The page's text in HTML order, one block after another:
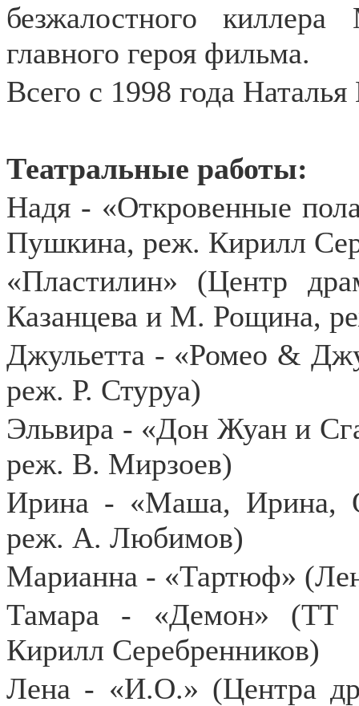
безжалостного
главного героя фильма.
Всего с 1998 года
Театральные работы:
Надя - «Откровенные
Пушкина, реж. Кирилл
«Пластилин» (Центр
Казанцева и М. Рощина,
Джульетта - «Ромео &
реж. Р. Стуруа)
Эльвира - «Дон Жуан и
реж. В. Мирзоев)
Ирина - «Маша, Ирина,
реж. А. Любимов)
Марианна - «Тартюф»
Тамара - «Демон» (ТТ
Кирилл Серебренников)
Лена - «И.О.» (Центра